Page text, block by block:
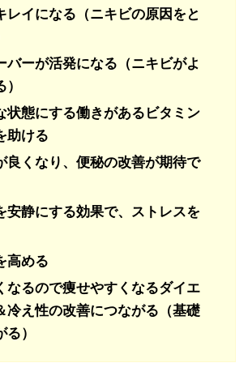
レイになる（ニキビの原因をと
バーが活発になる（ニキビがよ
状態にする働きがあるビタミン
助ける
良くなり、便秘の改善が期待で
安静にする効果で、ストレスを
高める
なるので痩せやすくなるダイエ
冷え性の改善につながる（基礎
）